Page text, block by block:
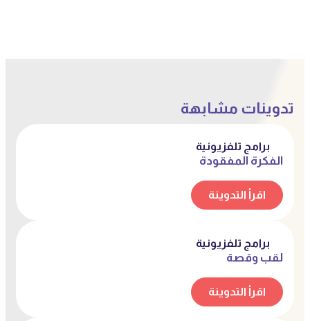
تدوينات مشابهة
برامج تلفزيونية
الفكرة المفقودة
اقرأ التدوينة
برامج تلفزيونية
لقب وقصة
اقرأ التدوينة